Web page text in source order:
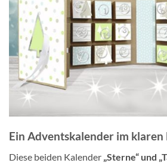
Ein Adventskalender im klaren
Diese beiden Kalender „Sterne“ und